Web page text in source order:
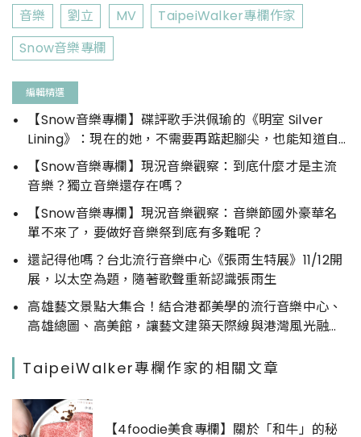
音樂 劉立 MV
TaipeiWalker專欄作家
Snow音樂專欄
編輯精選
【Snow音樂專欄】碟評歌手洪佩瑜的《明室 Silver
Lining》：現在的她，不需要再踮起腳尖，也能知道自
己所愛。
【Snow音樂專欄】現況音樂觀察：到底什麼才是主流
音樂？獨立音樂還存在嗎？
【Snow音樂專欄】現況音樂觀察：音樂節國外豪華名
單不來了，要做好音樂祭到底有多難呢？
還記得他嗎？台北流行音樂中心《張雨生特展》11/12開
展，以太空為題，隨著歌聲重新認識張雨生
高雄藝文景點大集合！結合港都美學的流行音樂中心、
高雄總圖、高美館，讓藝文建築天際線與港灣風光融為
TaipeiWalker專欄作家的相關文章
【4foodie美食專欄】關於「和牛」的秘